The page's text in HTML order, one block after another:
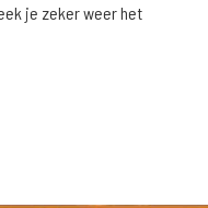
je zeker weer het